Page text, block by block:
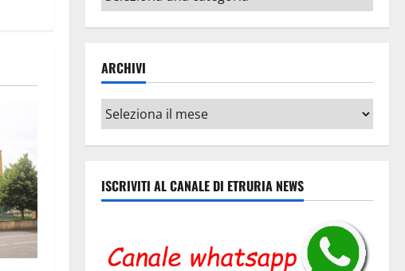
argomenti
ARCHIVI
Archivi
ISCRIVITI AL CANALE DI ETRURIA NEWS